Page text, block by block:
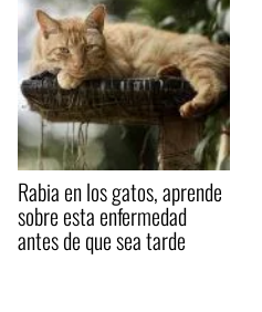
Rabia en los gatos, aprende
sobre esta enfermedad
antes de que sea tarde